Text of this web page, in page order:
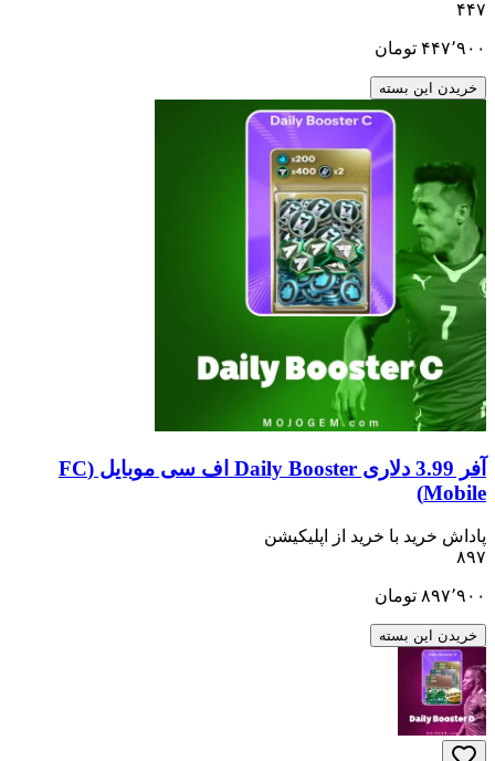
۴۴۷
۴۴۷٬۹۰۰ تومان
خریدن این بسته
آفر 3.99 دلاری Daily Booster اف سی موبایل (FC
Mobile)
پاداش خرید با خرید از اپلیکیشن
۸۹۷
۸۹۷٬۹۰۰ تومان
خریدن این بسته